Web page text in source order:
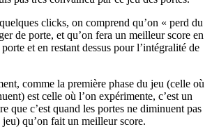
clicks, on comprend qu’on « perd du
de porte, et qu’on fera un meilleur score en
et en restant dessus pour l’intégralité de
comme la première phase du jeu (celle où
est celle où l’on expérimente, c’est un
que c’est quand les portes ne diminuent pas
jeu) qu’on fait un meilleur score.